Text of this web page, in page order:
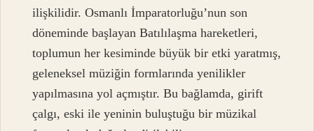
ilişkilidir. Osmanlı İmparatorluğu’nun son
döneminde başlayan Batılılaşma hareketleri,
toplumun her kesiminde büyük bir etki yaratmış,
geleneksel müziğin formlarında yenilikler
yapılmasına yol açmıştır. Bu bağlamda, girift
çalgı, eski ile yeninin buluştuğu bir müzikal